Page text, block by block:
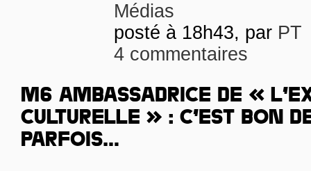
Médias
posté à 18h43, par PT
4 commentaires
M6 AMBASSADRICE DE «
CULTURELLE » : C’EST BON
PARFOIS…